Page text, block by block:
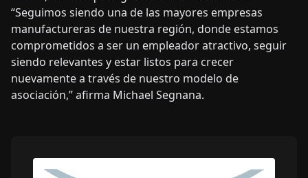
“Seguimos siendo una de las mayores empresas
manufactureras de nuestra región, donde estamos
comprometidos a ser un empleador atractivo, seguir
siendo relevantes y estar listos para crecer
nuevamente a través de nuestro modelo de
asociación,” afirma Michael Segnana.